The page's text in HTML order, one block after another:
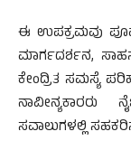
ಈ ಉಪಕ್ರಮವು
ಮಾರ್ಗದರ್ಶನ,
ಕೇಂದ್ರಿತ ಸಮಸ್ಯೆ
ನಾವೀನ್ಯಕಾರರು
ಸವಾಲುಗಳಲ್ಲಿ